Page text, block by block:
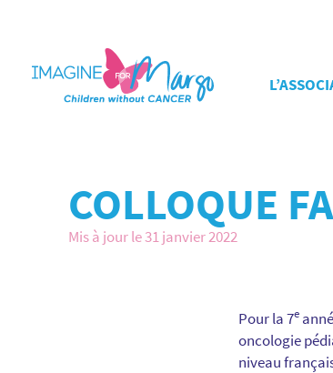
COLLOQUE
Mis à jour le 31 janvier 2022
Pour la 7e
oncologie
niveau